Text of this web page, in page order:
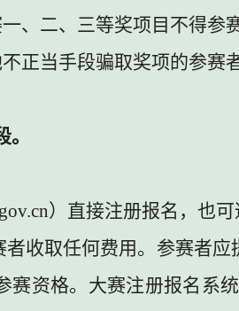
、二、三等奖项目不得参赛
正当手段骗取奖项的参赛
） 直接注册报名，也可
收取任何费用。参赛者
赛资格。大赛注册报名系